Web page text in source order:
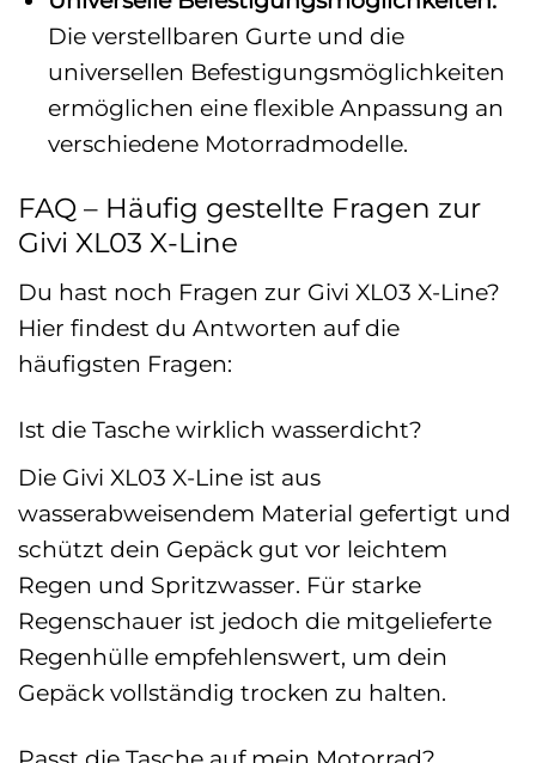
Die verstellbaren Gurte und die
universellen Befestigungsmöglichkeiten
ermöglichen eine flexible Anpassung an
verschiedene Motorradmodelle.
FAQ – Häufig gestellte Fragen zur
Givi XL03 X-Line
Du hast noch Fragen zur Givi XL03 X-Line?
Hier findest du Antworten auf die
häufigsten Fragen:
Ist die Tasche wirklich wasserdicht?
Die Givi XL03 X-Line ist aus
wasserabweisendem Material gefertigt und
schützt dein Gepäck gut vor leichtem
Regen und Spritzwasser. Für starke
Regenschauer ist jedoch die mitgelieferte
Regenhülle empfehlenswert, um dein
Gepäck vollständig trocken zu halten.